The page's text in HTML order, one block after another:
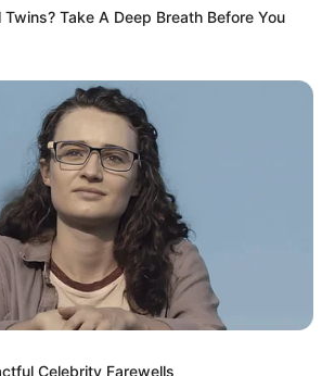
ચેનલ ને Subscribe કરો
Twins? Take A Deep Breath Before You
Celebrity Farewells